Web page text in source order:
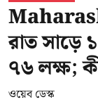
রাত সাড়ে
৭৬ লক্ষ;
ওয়েব ডেস্ক